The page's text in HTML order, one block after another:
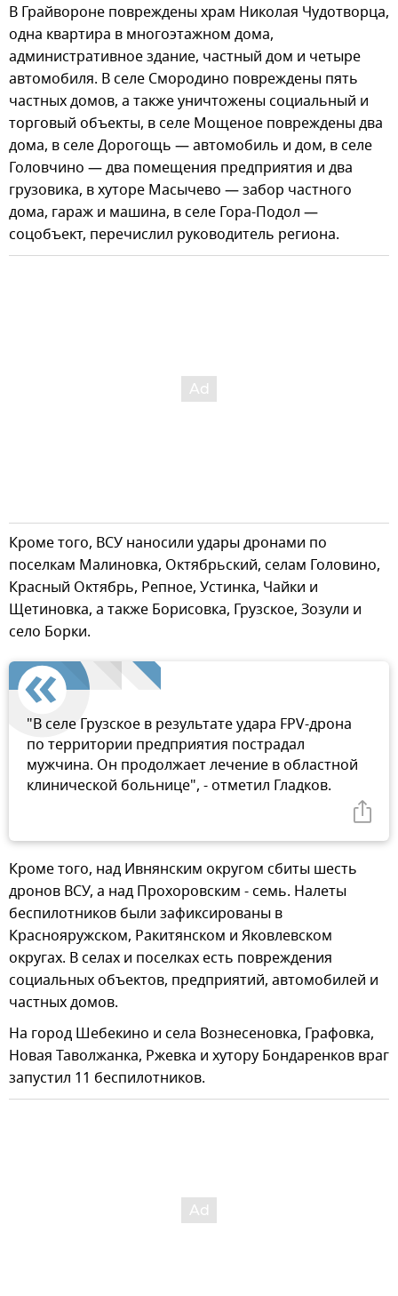
В Грайвороне повреждены храм Николая Чудотворца,
одна квартира в многоэтажном дома,
административное здание, частный дом и четыре
автомобиля. В селе Смородино повреждены пять
частных домов, а также уничтожены социальный и
торговый объекты, в селе Мощеное повреждены два
дома, в селе Дорогощь — автомобиль и дом, в селе
Головчино — два помещения предприятия и два
грузовика, в хуторе Масычево — забор частного
дома, гараж и машина, в селе Гора-Подол —
соцобъект, перечислил руководитель региона.
Кроме того, ВСУ наносили удары дронами по
поселкам Малиновка, Октябрьский, селам Головино,
Красный Октябрь, Репное, Устинка, Чайки и
Щетиновка, а также Борисовка, Грузское, Зозули и
село Борки.
"В селе Грузское в результате удара FPV-дрона
по территории предприятия пострадал
мужчина. Он продолжает лечение в областной
клинической больнице", - отметил Гладков.
Кроме того, над Ивнянским округом сбиты шесть
дронов ВСУ, а над Прохоровским - семь. Налеты
беспилотников были зафиксированы в
Краснояружском, Ракитянском и Яковлевском
округах. В селах и поселках есть повреждения
социальных объектов, предприятий, автомобилей и
частных домов.
На город Шебекино и села Вознесеновка, Графовка,
Новая Таволжанка, Ржевка и хутору Бондаренков враг
запустил 11 беспилотников.